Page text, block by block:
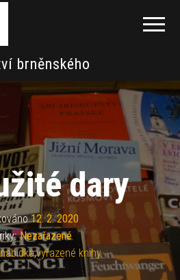
brněnského
dary
12. 2. 2020
Nezařazené
nabídka,vyřazené knihy